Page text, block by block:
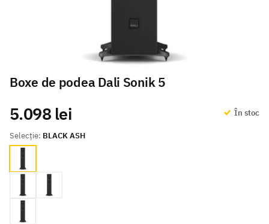
Boxe de podea Dali Sonik 5
În stoc
Selecție: BLACK ASH
BLACK ASH
Natural Oak
White
walnut
5.098 lei